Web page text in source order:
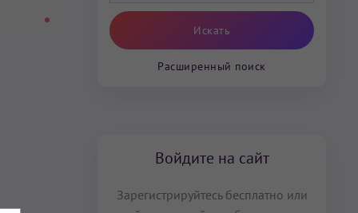
Расширенный поиск
Войдите на сайт
Зарегистрируйтесь бесплатно или